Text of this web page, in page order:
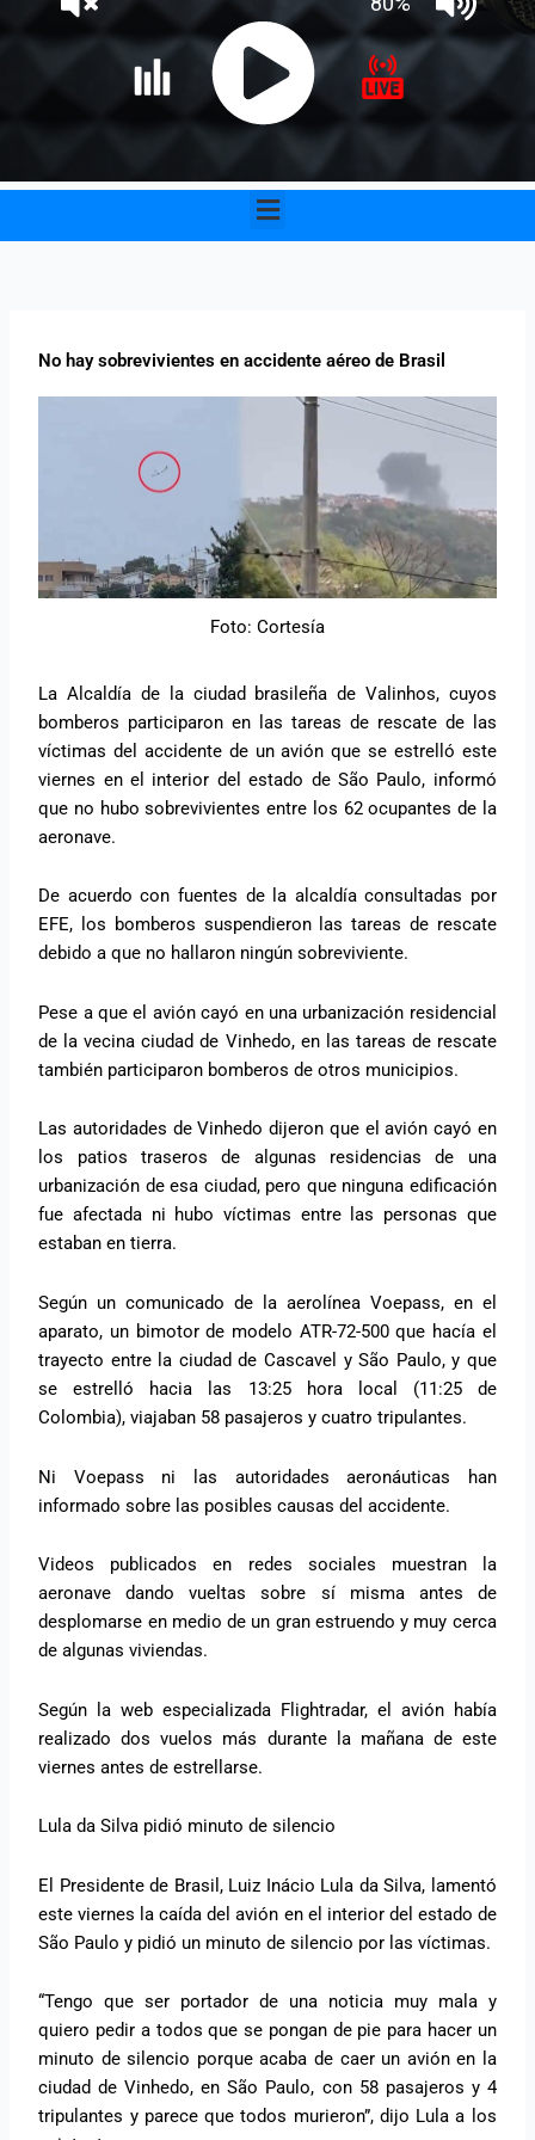
Menu
No hay sobrevivientes en accidente aéreo de Brasil
Foto: Cortesía
La Alcaldía de la ciudad brasileña de Valinhos, cuyos
bomberos participaron en las tareas de rescate de las
víctimas del accidente de un avión que se estrelló este
viernes en el interior del estado de São Paulo, informó
que no hubo sobrevivientes entre los 62 ocupantes de la
aeronave.
De acuerdo con fuentes de la alcaldía consultadas por
EFE, los bomberos suspendieron las tareas de rescate
debido a que no hallaron ningún sobreviviente.
Pese a que el avión cayó en una urbanización residencial
de la vecina ciudad de Vinhedo, en las tareas de rescate
también participaron bomberos de otros municipios.
Las autoridades de Vinhedo dijeron que el avión cayó en
los patios traseros de algunas residencias de una
urbanización de esa ciudad, pero que ninguna edificación
fue afectada ni hubo víctimas entre las personas que
estaban en tierra.
Según un comunicado de la aerolínea Voepass, en el
aparato, un bimotor de modelo ATR-72-500 que hacía el
trayecto entre la ciudad de Cascavel y São Paulo, y que
se estrelló hacia las 13:25 hora local (11:25 de
Colombia), viajaban 58 pasajeros y cuatro tripulantes.
Ni Voepass ni las autoridades aeronáuticas han
informado sobre las posibles causas del accidente.
Videos publicados en redes sociales muestran la
aeronave dando vueltas sobre sí misma antes de
desplomarse en medio de un gran estruendo y muy cerca
de algunas viviendas.
Según la web especializada Flightradar, el avión había
realizado dos vuelos más durante la mañana de este
viernes antes de estrellarse.
Lula da Silva pidió minuto de silencio
El Presidente de Brasil, Luiz Inácio Lula da Silva, lamentó
este viernes la caída del avión en el interior del estado de
São Paulo y pidió un minuto de silencio por las víctimas.
“Tengo que ser portador de una noticia muy mala y
quiero pedir a todos que se pongan de pie para hacer un
minuto de silencio porque acaba de caer un avión en la
ciudad de Vinhedo, en São Paulo, con 58 pasajeros y 4
tripulantes y parece que todos murieron”, dijo Lula a los